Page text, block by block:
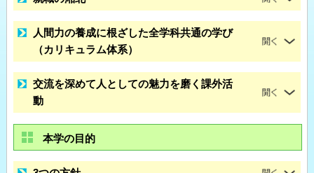
人間力の養成に根ざした全学科共通の学び
（カリキュラム体系）
交流を深めて人としての魅力を磨く課外活
動
本学の目的